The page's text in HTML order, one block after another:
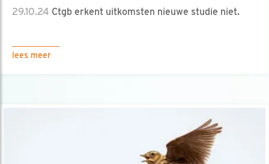
29.10.24 Ctgb erkent uitkomsten nieuwe studie niet.
lees meer